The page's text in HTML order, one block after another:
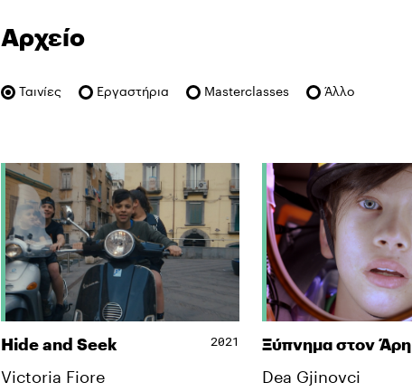
Αρχείο
Ταινίες Εργαστήρια Masterclasses Άλλο
Hide and Seek 2021
Victoria Fiore
Ξύπνημα στον Άρη
Dea Gjinovci